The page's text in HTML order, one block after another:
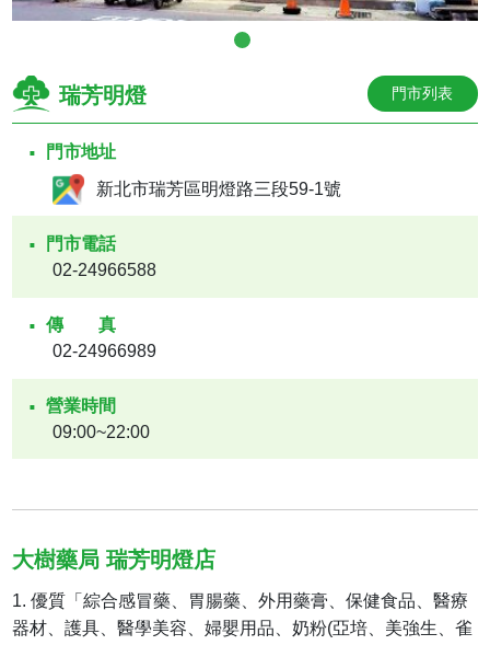
瑞芳明燈 門市列表
門市地址
新北市瑞芳區明燈路三段59-1號
門市電話
02-24966588
傳真
02-24966989
營業時間
09:00~22:00
大樹藥局 瑞芳明燈店
優質「綜合感冒藥、胃腸藥、外用藥膏、保健食品、醫療
器材、護具、醫學美容、婦嬰用品、奶粉(亞培、美強生、雀